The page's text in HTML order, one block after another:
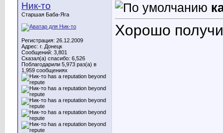
Ник-то
Старшая Баба-Яга
Регистрация: 26.12.2009
Адрес: г. Донецк
Сообщений: 3,801
Сказал(а) спасибо: 6,526
Поблагодарили 5,973 раз(а) в
1,959 сообщениях
Хорошо